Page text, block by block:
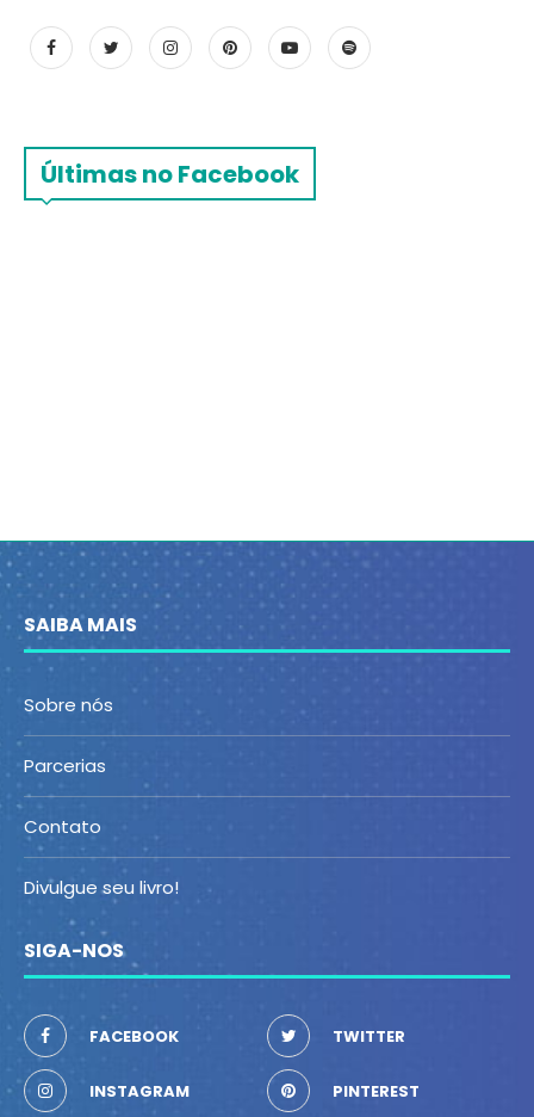
Últimas no Facebook
SAIBA MAIS
Sobre nós
Parcerias
Contato
Divulgue seu livro!
SIGA-NOS
FACEBOOK TWITTER
INSTAGRAM PINTEREST